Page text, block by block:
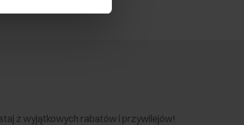
z wyjątkowych rabatów i przywilejów!